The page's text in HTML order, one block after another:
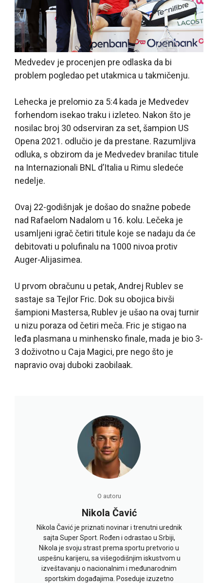
Medvedev je procenjen pre odlaska da bi
problem pogledao pet utakmica u takmičenju.
Lehecka je prelomio za 5:4 kada je Medvedev
forhendom isekao traku i izleteo. Nakon što je
nosilac broj 30 odserviran za set, šampion US
Opena 2021. odlučio je da prestane. Razumljiva
odluka, s obzirom da je Medvedev branilac titule
na Internazionali BNL d’Italia u Rimu sledeće
nedelje.
Ovaj 22-godišnjak je došao do snažne pobede
nad Rafaelom Nadalom u 16. kolu. Lečeka je
usamljeni igrač četiri titule koje se nadaju da će
debitovati u polufinalu na 1000 nivoa protiv
Auger-Alijasimea.
U prvom obračunu u petak, Andrej Rublev se
sastaje sa Tejlor Fric. Dok su obojica bivši
šampioni Mastersa, Rublev je ušao na ovaj turnir
u nizu poraza od četiri meča. Fric je stigao na
leđa plasmana u minhensko finale, mada je bio 3-
3 doživotno u Caja Magici, pre nego što je
napravio ovaj duboki zaobilaak.
O autoru
Nikola Čavić
Nikola Čavić je priznati novinar i trenutni urednik
sajta Super Sport. Rođen i odrastao u Srbiji,
Nikola je svoju strast prema sportu pretvorio u
uspešnu karijeru, sa višegodišnjim iskustvom u
izveštavanju o nacionalnim i međunarodnim
sportskim događajima. Poseduje izuzetno